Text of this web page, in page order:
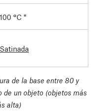
100 °C *
Satinada
de la base entre 80 y
de un objeto (objetos más
alta)